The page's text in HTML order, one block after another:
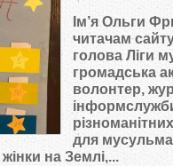
Ольга
Ім’я Ольги
читачам
голова Ліги
громадська
волонтер,
для
на Землі,...